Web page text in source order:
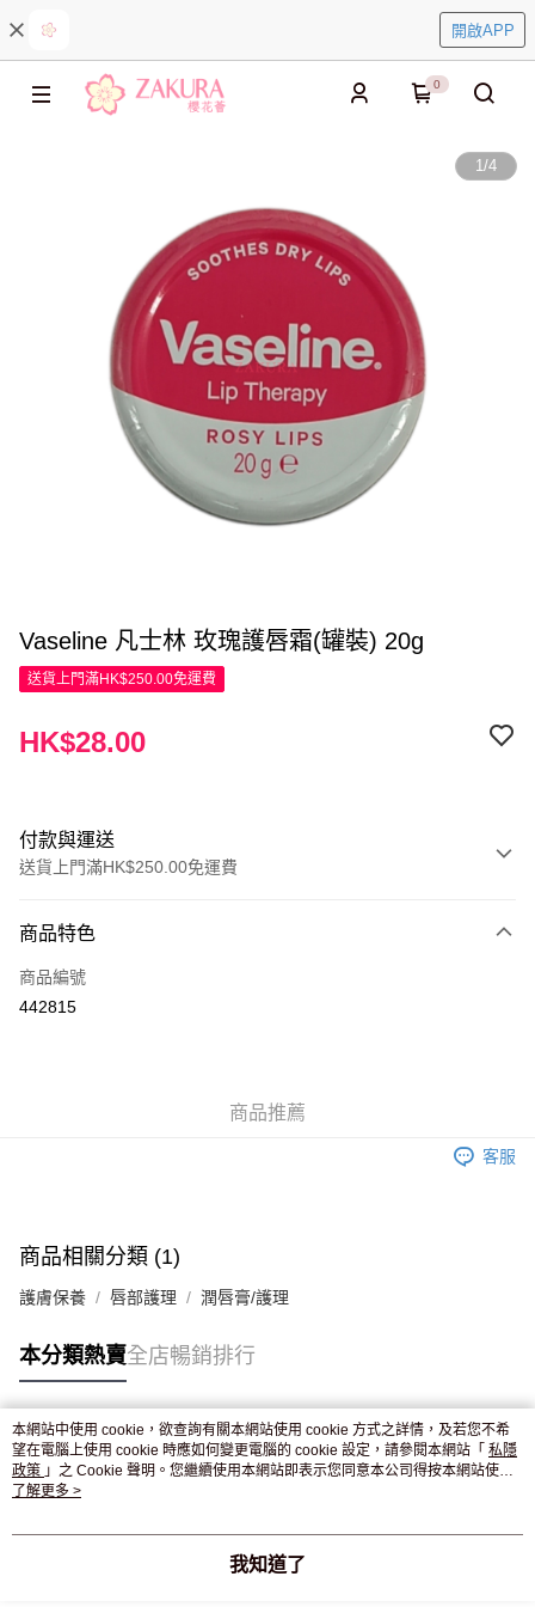
開啟APP
0
1/4
Vaseline 凡士林 玫瑰護唇霜(罐裝) 20g
送貨上門滿HK$250.00免運費
HK$28.00
付款與運送
送貨上門滿HK$250.00免運費
信用卡
Apple Pay
付款後門市自取，訂單確認後2-4個工作天到店，7天內取。逾期後
商品特色
商品編號
442815
商品推薦
客服
商品相關分類 (1)
護膚保養 唇部護理 潤唇膏/護理
本分類熱賣全店暢銷排行
熱門標籤
熱銷排行
本網站中使用 cookie，欲查詢有關本網站使用 cookie 方式之詳情，及若您不希
望在電腦上使用 cookie 時應如何變更電腦的 cookie 設定，請參閱本網站「 私隱
政策 」之 Cookie 聲明。您繼續使用本網站即表示您同意本公司得按本網站使用
條款之 Cookie 聲明使用 cookie。
了解更多 >
我知道了